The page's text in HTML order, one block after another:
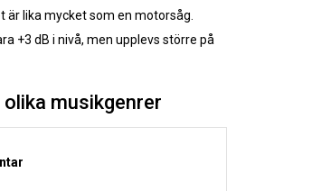
är lika mycket som en motorsåg.
+3 dB i nivå, men upplevs större på
musikgenrer